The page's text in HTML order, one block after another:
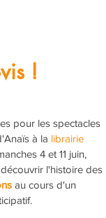
!
pour les spectacles
à la librairie
4 et 11 juin,
l'histoire des
au cours d'un